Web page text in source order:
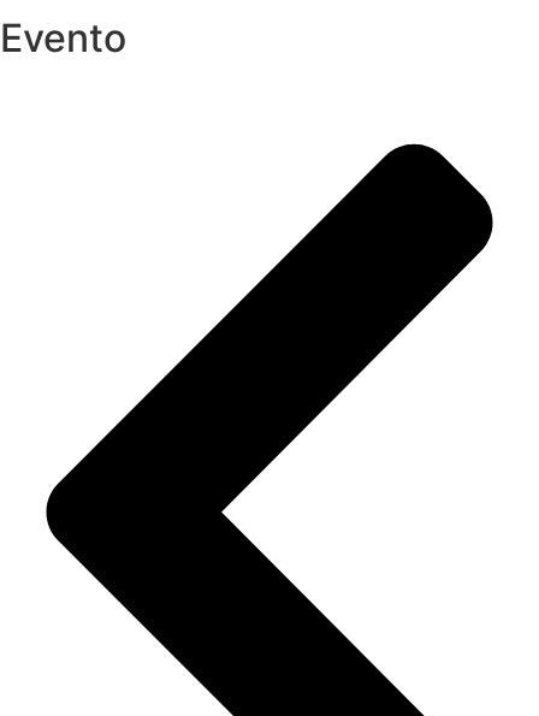
Evento